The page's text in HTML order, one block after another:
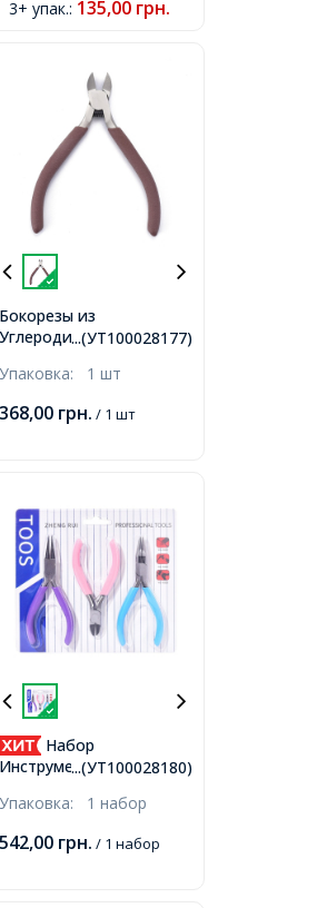
3+ упак.: 135,00 грн.
...(УТ100028177)
Бокорезы из
Углеродистой Стали,
11x4.6x0.8см,
Упаковка: 1 шт
368,00 грн. / 1 шт
...(УТ100028180)
Набор
Инструментов для
Украшений,
Плоскогубцы, Бокорезы,
Упаковка: 1 набор
542,00 грн. / 1 набор